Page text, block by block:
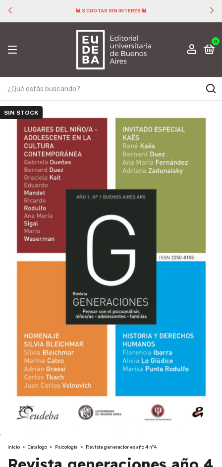
📊 3 CUOTAS SIN INTERÉS 📊
0
SIN STOCK
Inicio > Catalogo > Psicología > Revista generaciones año 4 nº4